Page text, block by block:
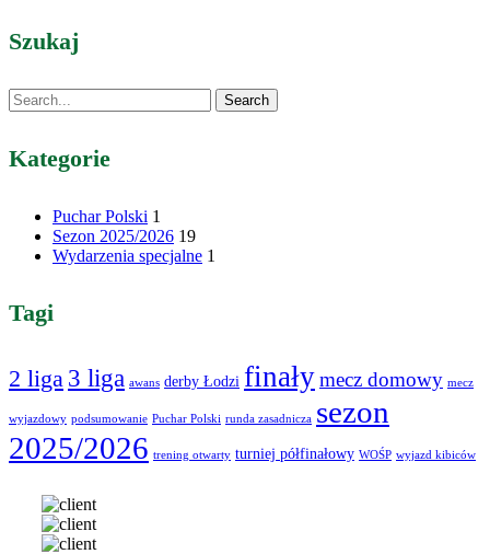
Szukaj
Search
Kategorie
Puchar Polski 1
Sezon 2025/2026 19
Wydarzenia specjalne 1
Tagi
2 liga 3 liga awans derby Łodzi finałymecz domowy mecz
wyjazdowy podsumowanie Puchar Polski runda zasadnicza sezon
2025/2026 trening otwarty turniej półfinałowy WOŚP wyjazd kibiców